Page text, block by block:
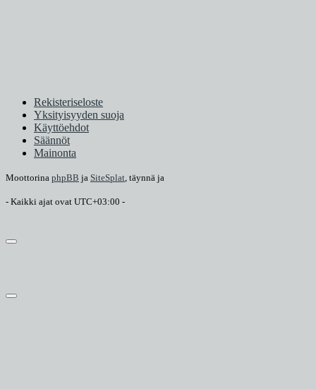
Rekisteriseloste
Yksityisyyden suoja
Käyttöehdot
Säännöt
Mainonta
Moottorina phpBB ja SiteSplat , täynnä ja
- Kaikki ajat ovat UTC+03:00 -